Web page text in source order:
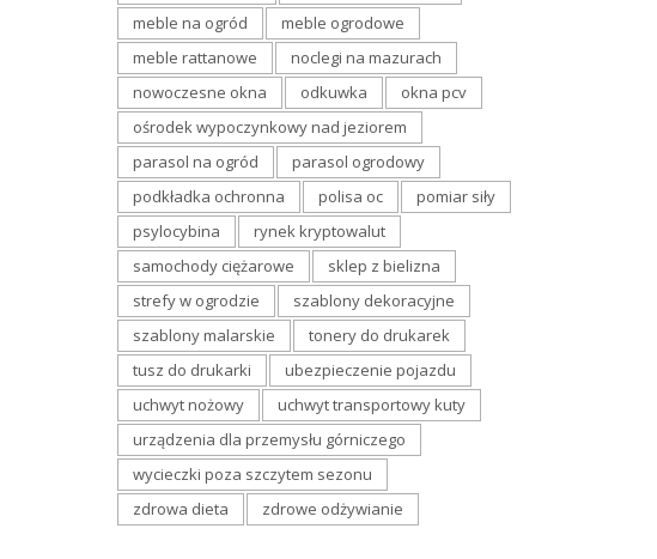
meble na ogród
meble ogrodowe
meble rattanowe
noclegi na mazurach
nowoczesne okna
odkuwka
okna pcv
ośrodek wypoczynkowy nad jeziorem
parasol na ogród
parasol ogrodowy
podkładka ochronna
polisa oc
pomiar siły
psylocybina
rynek kryptowalut
samochody ciężarowe
sklep z bielizna
strefy w ogrodzie
szablony dekoracyjne
szablony malarskie
tonery do drukarek
tusz do drukarki
ubezpieczenie pojazdu
uchwyt nożowy
uchwyt transportowy kuty
urządzenia dla przemysłu górniczego
wycieczki poza szczytem sezonu
zdrowa dieta
zdrowe odżywianie